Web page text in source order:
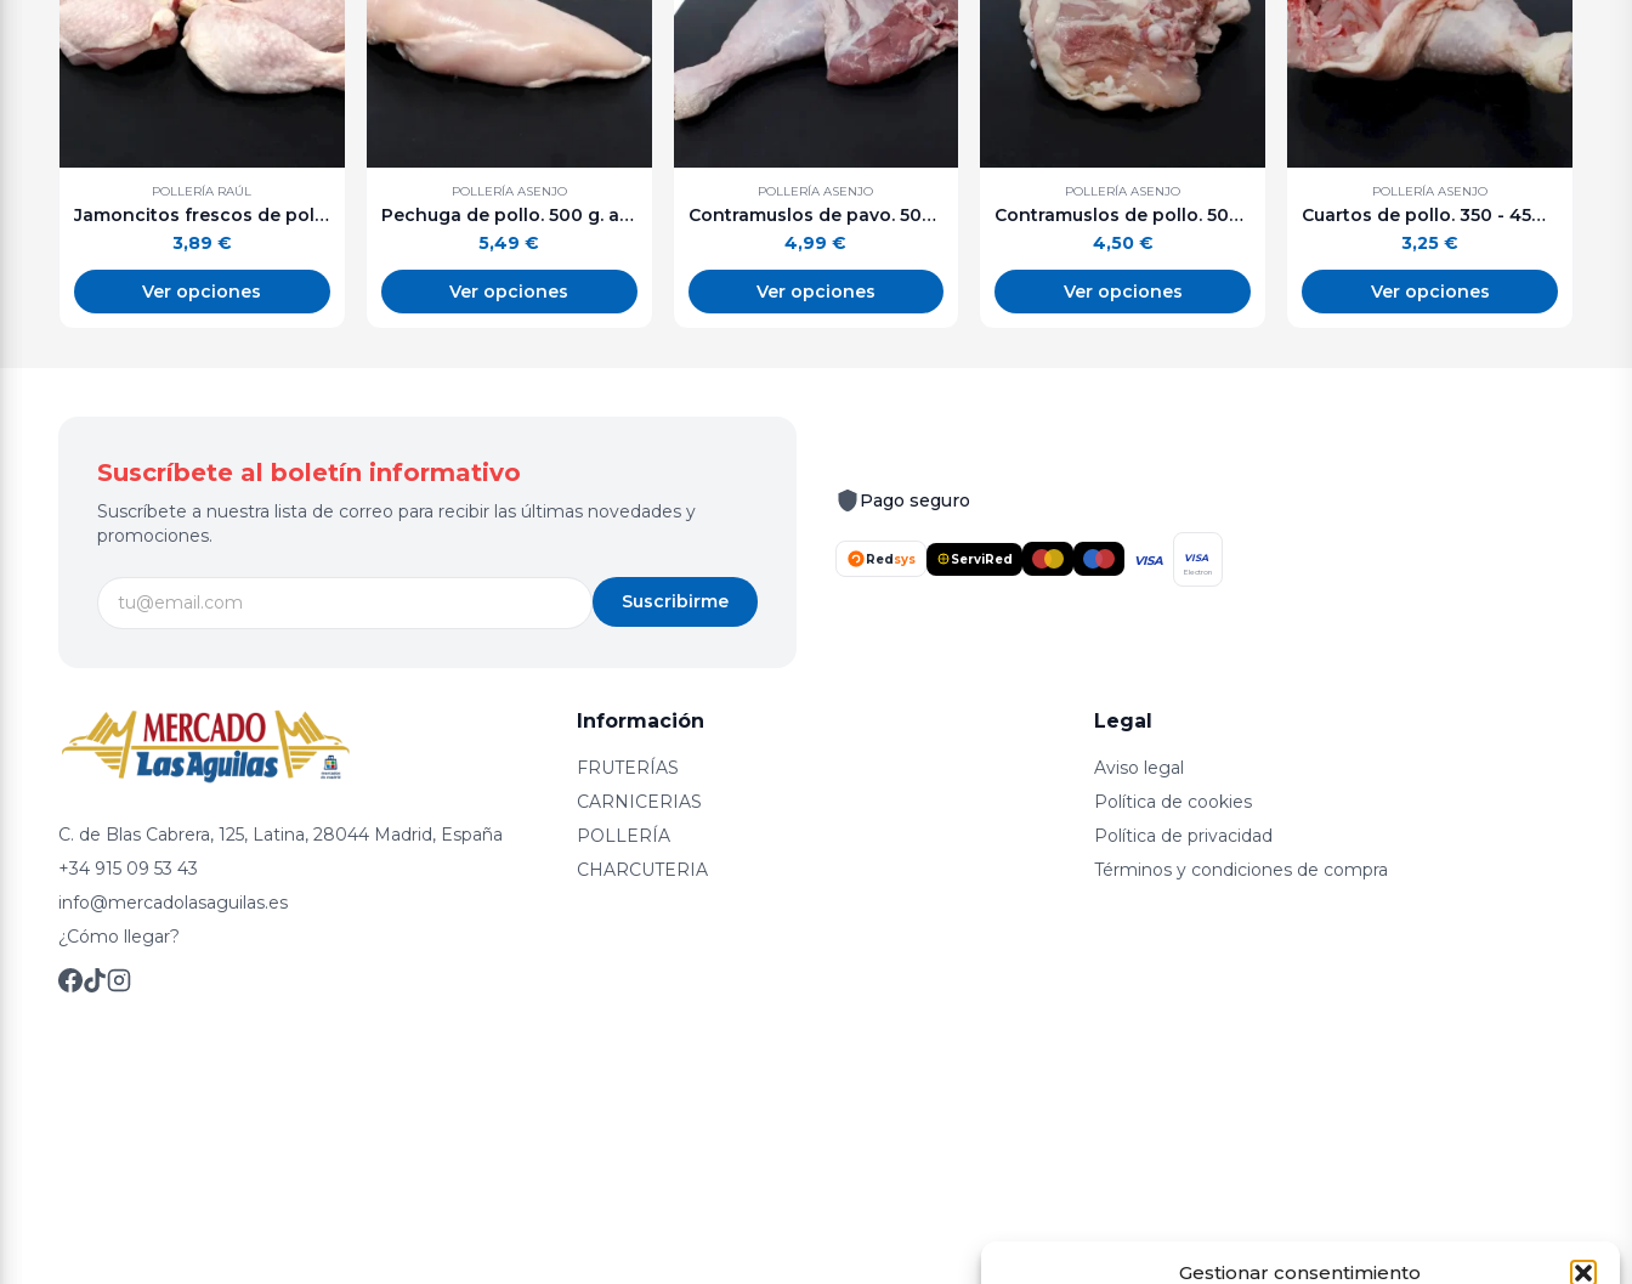
Gestionar consentimiento
POLLERÍA RAÚL
Jamoncitos frescos de pollo. 600 g. aprox.
3,89 €
Ver opciones
POLLERÍA ASENJO
Pechuga de pollo. 500 g. aprox.
5,49€
Ver opciones
POLLERÍA ASENJO
Contramuslos de pavo. 500 g. aprox.
4,99€
Ver opciones
POLLERÍA ASENJO
Contramuslos de pollo. 500 g. aprox.
4,50 €
Ver opciones
POLLERÍA ASENJO
Cuartos de pollo. 350 - 450 g. aprox.
3,25€
Ver opciones
Suscríbete al boletín informativo
Suscríbete a nuestra lista de correo para recibir las últimas novedades y
promociones.
Suscribirme
Pago seguro
Redsys ServiRed VISA VISA
Electron
C. de Blas Cabrera, 125, Latina, 28044 Madrid, España
+34 915 09 53 43
info@mercadolasaguilas.es
¿Cómo llegar?
Información
FRUTERÍAS
CARNICERIAS
POLLERÍA
CHARCUTERIA
Legal
Aviso legal
Política de cookies
Política de privacidad
Términos y condiciones de compra